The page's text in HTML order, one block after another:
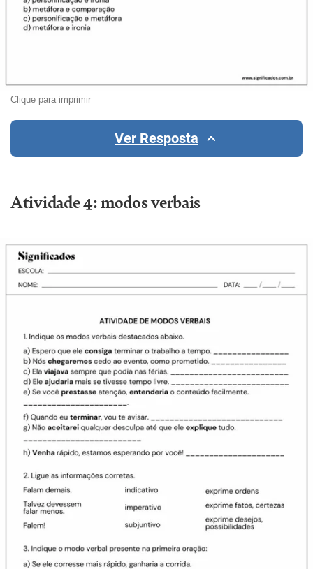
Clique para imprimir
Ver Resposta
Atividade 4: modos verbais